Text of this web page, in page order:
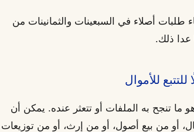
طلبات أصلاء في السبعينات والثمانينات من
عدا ذلك.
المعيار الأهم للأهلية في عام 2026، وهو ما تنجح به الملفات أو تتعثر عنده. يمكن أن
أو من بيع أصول، أو من إرث، أو من توزيعات